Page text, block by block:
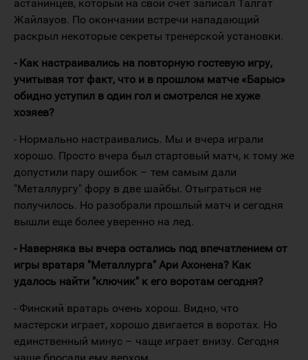
астанинцев, который на свой счет записал Талгат
Жайлауов. По окончании встречи нападающий
раскрыл некоторые секреты тренерской установки.
- Как настраивались на повторную гостевую игру,
учитывая тот факт, что и в прошлом матче «Барыс»
обидно уступил в один гол и смотрелся не хуже
хозяев?
- Нормально настраивались. Мы и вчера играли
хорошо. Просто вчера был стартовый матч, к тому же
допустили пару ошибок – тем самым дали
"Металлургу" фору в две шайбы. Отыграться не
получилось. Но разобрали прошлый матч и сегодня
вышли еще более уверенно на лед.
- Наверняка вы вчера остались под впечатлением от
игры вратаря "Металлурга" Ари Ахонена? Как
удалось найти "ключик" к его воротам сегодня?
- Финский вратарь очень хорош. Видно, что
мастерски играет, хорошо двигается в воротах. Но
единственный минус – чаще играет внизу. Сегодня
чаще бросали ему верхом.